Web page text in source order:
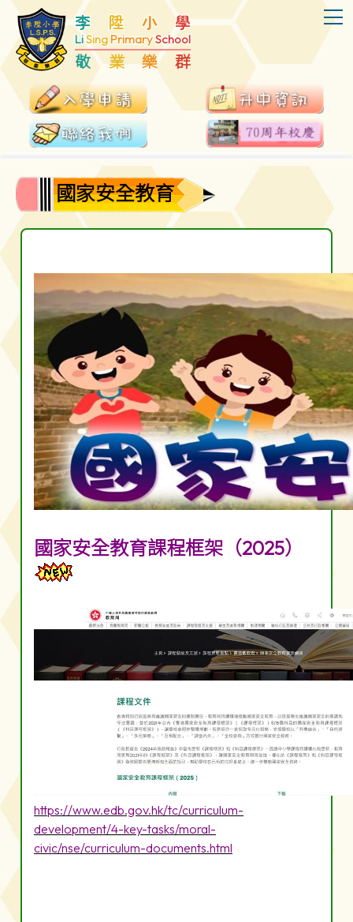
李 陞 小 學
LiSingPrimarySchool
敬 業 樂 群
國家安全教育
國家安全教育課程框架（2025）
https://www.edb.gov.hk/tc/curriculum-
development/4-key-tasks/moral-
civic/nse/curriculum-documents.html